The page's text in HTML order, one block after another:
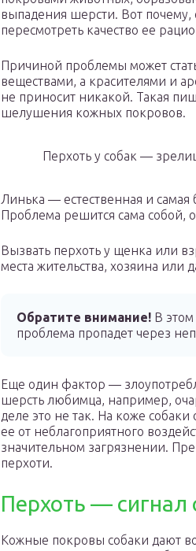
выпадения шерсти. Вот почему,
пересмотреть качество ее
Причиной проблемы может
веществами, а красителями и
не приносит никакой. Такая
шелушения кожных покровов.
Перхоть у собак —
Линька — естественная и
Проблема решится сама собой,
Вызвать перхоть у щенка или
места жительства, хозяина
Обратите внимание! В
проблема пропадет через
Еще один фактор —
шерсть любимца, например,
деле это не так. На коже
ее от неблагоприятного
значительном загрязнении.
перхоти.
Перхоть — сигнал
Кожные покровы собаки дают